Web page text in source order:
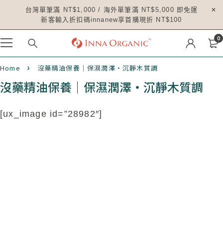
台灣單筆滿 NT$1,000 / 海外單筆滿 NT$5,000 即免運
新客輸入折扣碼innanew享首購現折 NT$100
0
Home 沒藥精油保養｜保濕潤澤・沉靜木質調
沒藥精油保養｜保濕潤澤・沉靜木質調
[ux_image id=”28982″]